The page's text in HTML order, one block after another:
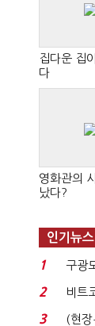
집다운 집
다
영화관의
났다?
인기뉴스
1
구광
로봇
2
비트
처분'
3
(현